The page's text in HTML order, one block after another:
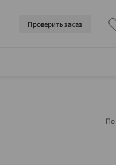
Проверить заказ
По